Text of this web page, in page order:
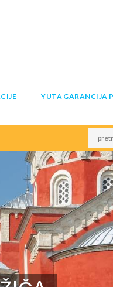
YUTA GARANCIJA